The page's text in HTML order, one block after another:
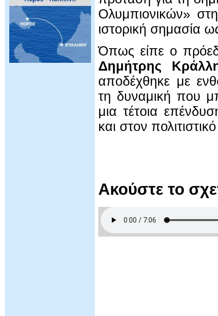
Ολυμπιονικών»
ιστορική σημασία
Όπως είπε ο
Δημήτρης
αποδέχθηκε με
τη δυναμική που
μια τέτοια
και στον
Ακούστε το